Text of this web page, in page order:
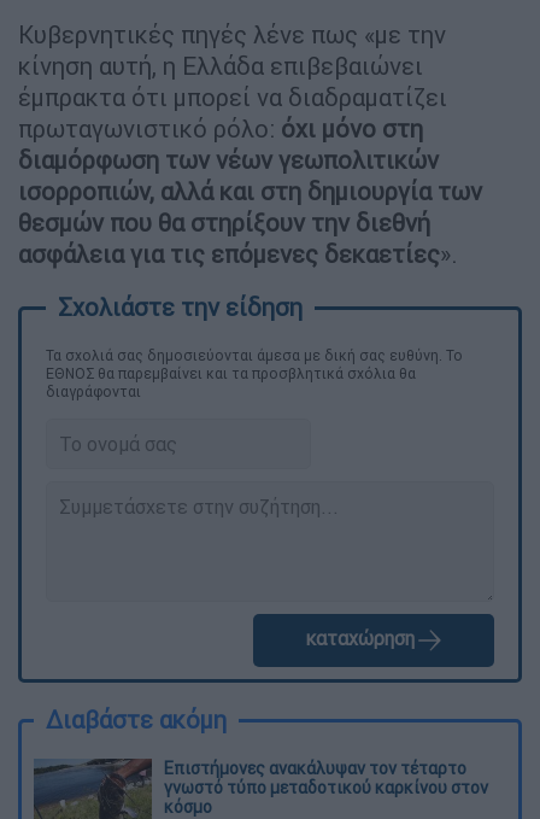
Κυβερνητικές πηγές λένε πως «με την
κίνηση αυτή, η Ελλάδα επιβεβαιώνει
έμπρακτα ότι μπορεί να διαδραματίζει
πρωταγωνιστικό ρόλο: όχι μόνο στη
διαμόρφωση των νέων γεωπολιτικών
ισορροπιών, αλλά και στη δημιουργία των
θεσμών που θα στηρίξουν την διεθνή
ασφάλεια για τις επόμενες δεκαετίες».
Τα σχολιά σας δημοσιεύονται άμεσα με δική σας ευθύνη. Το
ΕΘΝΟΣ θα παρεμβαίνει και τα προσβλητικά σχόλια θα
διαγράφονται
καταχώρηση
Διαβάστε ακόμη
Επιστήμονες ανακάλυψαν τον τέταρτο
γνωστό τύπο μεταδοτικού καρκίνου στον
κόσμο